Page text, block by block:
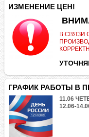
ИЗМЕНЕНИЕ ЦЕН!
В СВЯЗИ
ГРАФИК РАБОТЫ В
11.06
12.06-